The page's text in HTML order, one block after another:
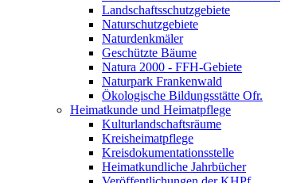
Landschaftsschutzgebiete
Naturschutzgebiete
Naturdenkmäler
Geschützte Bäume
Natura 2000 - FFH-Gebiete
Naturpark Frankenwald
Ökologische Bildungsstätte Ofr.
Heimatkunde und Heimatpflege
Kulturlandschaftsräume
Kreisheimatpflege
Kreisdokumentationsstelle
Heimatkundliche Jahrbücher